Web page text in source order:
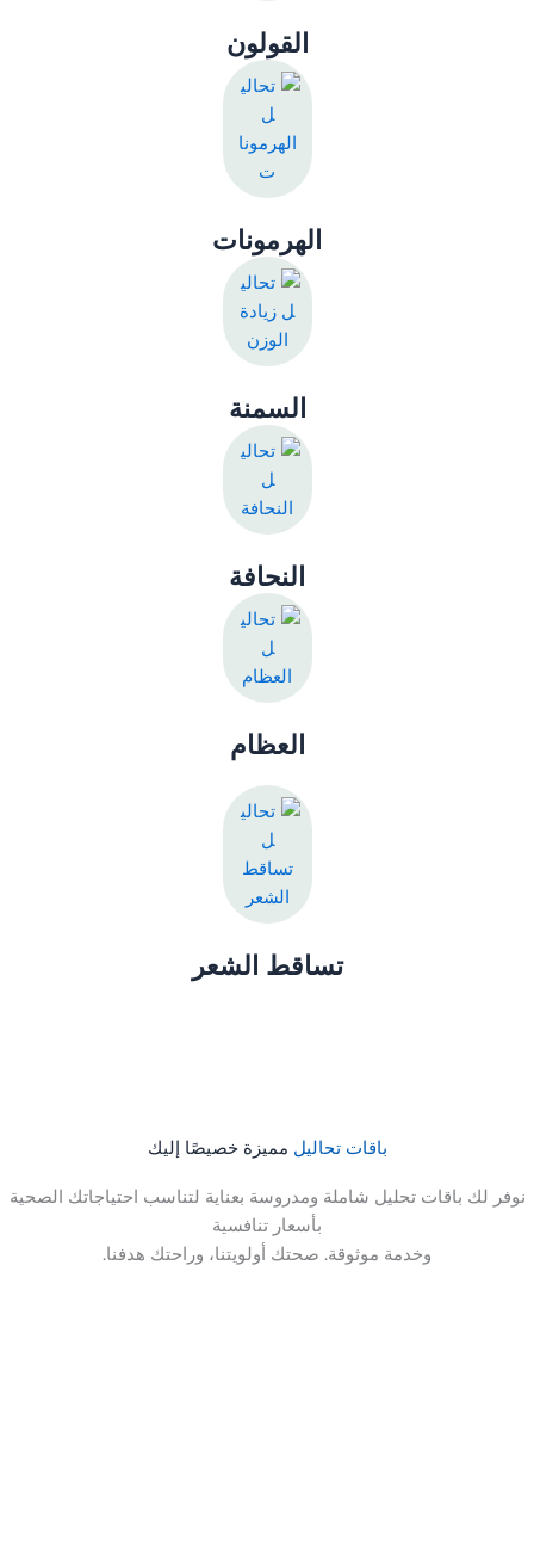
القولون
الهرمونات
السمنة
النحافة
العظام
تساقط الشعر
باقات تحاليل مميزة خصيصًا إليك
نوفر لك باقات تحليل شاملة ومدروسة بعناية لتناسب احتياجاتك الصحية
بأسعار تنافسية
وخدمة موثوقة. صحتك أولويتنا، وراحتك هدفنا.